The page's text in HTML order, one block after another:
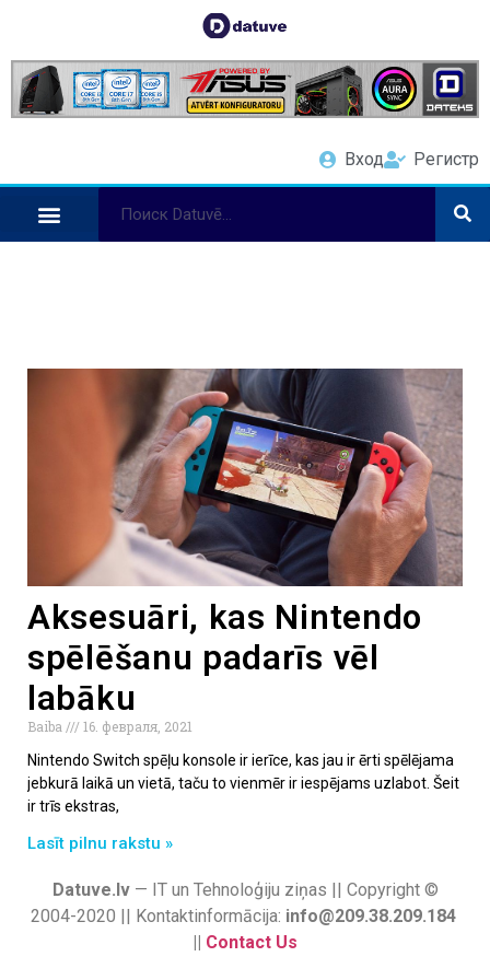
Вход Регистр
Aksesuāri, kas Nintendo
spēlēšanu padarīs vēl
labāku
Baiba
16. февраля, 2021
Nintendo Switch spēļu konsole ir ierīce, kas jau ir ērti spēlējama
jebkurā laikā un vietā, taču to vienmēr ir iespējams uzlabot. Šeit
ir trīs ekstras,
Lasīt pilnu rakstu »
Datuve.lv— IT un Tehnoloģiju ziņas || Copyright ©
2004-2020 || Kontaktinformācija: info@209.38.209.184
|| Contact Us